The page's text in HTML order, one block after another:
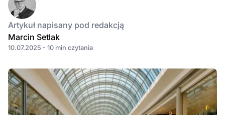
Artykuł napisany pod redakcją
Marcin Setlak
10.07.2025 - 10 min czytania